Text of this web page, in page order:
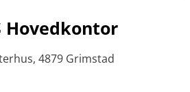
Hovedkontor
4879 Grimstad